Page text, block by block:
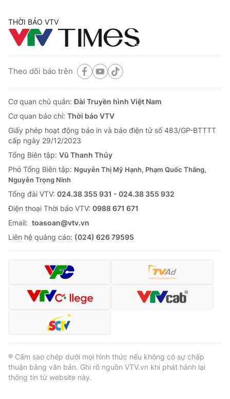
THỜI BÁO VTV
Theo dõi báo trên
Cơ quan chủ quản:Đài Truyền hình Việt Nam
Cơ quan báo chí: Thời báo VTV
Giấy phép hoạt động báo in và báo điện tử số 483/GP-BTTTT
cấp ngày 29/12/2023
Tổng Biên tập: Vũ Thanh Thủy
Phó Tổng Biên tập: Nguyễn Thị Mỹ Hạnh, Phạm Quốc Thắng,
Nguyễn Trọng Ninh
Tổng đài VTV: 024.38 355 931 - 024.38 355 932
Ðiện thoại Thời báo VTV: 0988 671 671
Email: toasoan@vtv.vn
Liên hệ quảng cáo: (024) 626 79595
® Cấm sao chép dưới mọi hình thức nếu không có sự chấp
thuận bằng văn bản. Ghi rõ nguồn VTV.vn khi phát hành lại
thông tin từ website này.